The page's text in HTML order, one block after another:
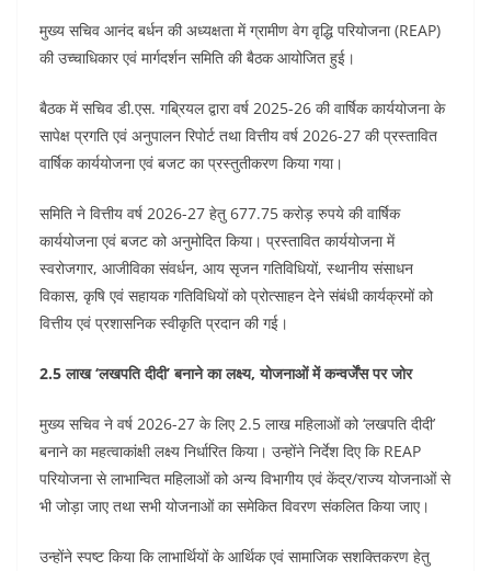
b
o
o
k
A
p
p
st dI
n
a
m
मुख्य सचिव आनंद बर्धन की अध्यक्षता में ग्रामीण वेग वृद्धि परियोजना (REAP)
की उच्चाधिकार एवं मार्गदर्शन समिति की बैठक आयोजित हुई।
बैठक में सचिव डी.एस. गब्रियल द्वारा वर्ष 2025-26 की वार्षिक कार्ययोजना के
सापेक्ष प्रगति एवं अनुपालन रिपोर्ट तथा वित्तीय वर्ष 2026-27 की प्रस्तावित
वार्षिक कार्ययोजना एवं बजट का प्रस्तुतीकरण किया गया।
समिति ने वित्तीय वर्ष 2026-27 हेतु 677.75 करोड़ रुपये की वार्षिक
कार्ययोजना एवं बजट को अनुमोदित किया। प्रस्तावित कार्ययोजना में
स्वरोजगार, आजीविका संवर्धन, आय सृजन गतिविधियों, स्थानीय संसाधन
विकास, कृषि एवं सहायक गतिविधियों को प्रोत्साहन देने संबंधी कार्यक्रमों को
वित्तीय एवं प्रशासनिक स्वीकृति प्रदान की गई।
2.5 लाख ‘लखपति दीदी’ बनाने का लक्ष्य, योजनाओं में कन्वर्जेंस पर जोर
मुख्य सचिव ने वर्ष 2026-27 के लिए 2.5 लाख महिलाओं को ‘लखपति दीदी’
बनाने का महत्वाकांक्षी लक्ष्य निर्धारित किया। उन्होंने निर्देश दिए कि REAP
परियोजना से लाभान्वित महिलाओं को अन्य विभागीय एवं केंद्र/राज्य योजनाओं से
भी जोड़ा जाए तथा सभी योजनाओं का समेकित विवरण संकलित किया जाए।
उन्होंने स्पष्ट किया कि लाभार्थियों के आर्थिक एवं सामाजिक सशक्तिकरण हेतु